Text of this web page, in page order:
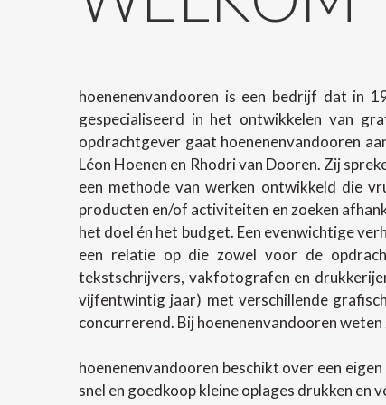
hoenenenvandooren is een bedrijf dat in
gespecialiseerd in het ontwikkelen van
opdrachtgever gaat hoenenenvandooren
Léon Hoenen en Rhodri van Dooren. Zij
een methode van werken ontwikkeld die
producten en/of activiteiten en zoeken
het doel én het budget. Een evenwichtige
een relatie op die zowel voor de
tekstschrijvers, vakfotografen en
vijfentwintig jaar) met verschillende
concurrerend. Bij hoenenenvandooren
hoenenenvandooren beschikt over een
snel en goedkoop kleine oplages drukken en